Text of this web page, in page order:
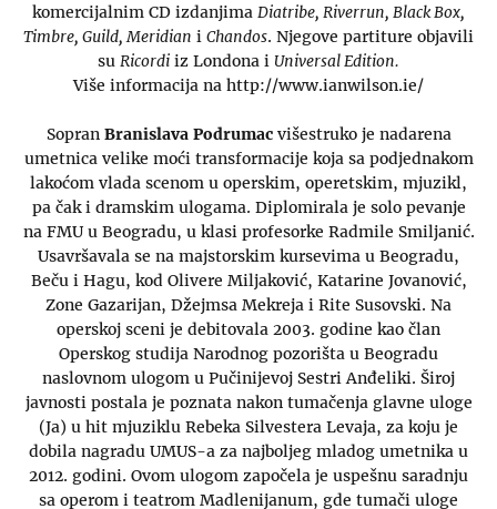
komercijalnim CD izdanjima Diatribe, Riverrun, Black Box,
Timbre, Guild, Meridian i Chandos. Njegove partiture objavili
su Ricordi iz Londona i Universal Edition.
Više informacija na http://www.ianwilson.ie/
Sopran Branislava Podrumacvišestruko je nadarena
umetnica velike moći transformacije koja sa pod‌jednakom
lakoćom vlada scenom u operskim, operetskim, mjuzikl,
pa čak i dramskim ulogama. Diplomirala je solo pevanje
na FMU u Beogradu, u klasi profesorke Radmile Smiljanić.
Usavršavala se na majstorskim kursevima u Beogradu,
Beču i Hagu, kod Olivere Miljaković, Katarine Jovanović,
Zone Gazarijan, Džejmsa Mekreja i Rite Susovski. Na
operskoj sceni je debitovala 2003. godine kao član
Operskog studija Narodnog pozorišta u Beogradu
naslovnom ulogom u Pučinijevoj Sestri Anđeliki. Široj
javnosti postala je poznata nakon tumačenja glavne uloge
(Ja) u hit mjuziklu Rebeka Silvestera Levaja, za koju je
dobila nagradu UMUS-a za najboljeg mladog umetnika u
2012. godini. Ovom ulogom započela je uspešnu saradnju
sa operom i teatrom Madlenijanum, gde tumači uloge